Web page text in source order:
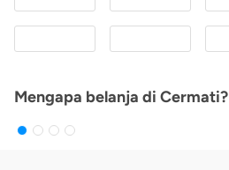
Mengapa belanja di Cermati?